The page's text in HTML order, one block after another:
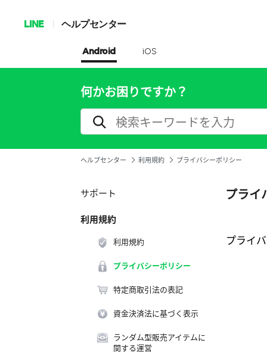
LINE ヘルプセンター
Android iOS
何かお困りですか？
ヘルプセンター 利用規約 プライバシーポリシー
サポート
利用規約
利用規約
プライバシーポリシー
特定商取引法の表記
資金決済法に基づく表示
ランダム型販売アイテムに
関する運営
プライ
プライ